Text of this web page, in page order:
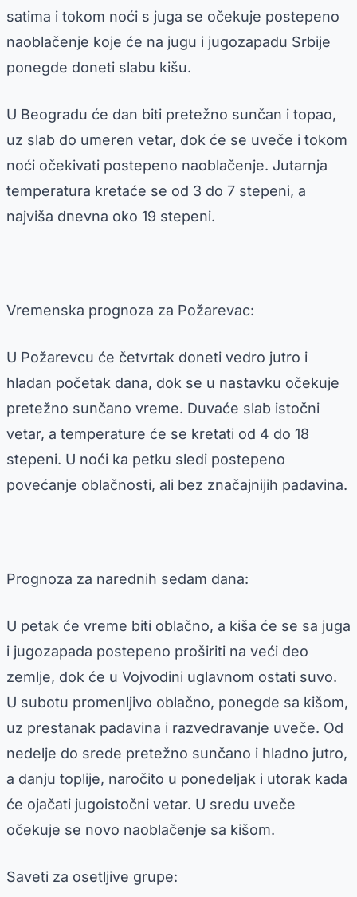
satima i tokom noći s juga se očekuje postepeno
naoblačenje koje će na jugu i jugozapadu Srbije
ponegde doneti slabu kišu.
U Beogradu će dan biti pretežno sunčan i topao,
uz slab do umeren vetar, dok će se uveče i tokom
noći očekivati postepeno naoblačenje. Jutarnja
temperatura kretaće se od 3 do 7 stepeni, a
najviša dnevna oko 19 stepeni.
Vremenska prognoza za Požarevac:
U Požarevcu će četvrtak doneti vedro jutro i
hladan početak dana, dok se u nastavku očekuje
pretežno sunčano vreme. Duvaće slab istočni
vetar, a temperature će se kretati od 4 do 18
stepeni. U noći ka petku sledi postepeno
povećanje oblačnosti, ali bez značajnijih padavina.
Prognoza za narednih sedam dana:
U petak će vreme biti oblačno, a kiša će se sa juga
i jugozapada postepeno proširiti na veći deo
zemlje, dok će u Vojvodini uglavnom ostati suvo.
U subotu promenljivo oblačno, ponegde sa kišom,
uz prestanak padavina i razvedravanje uveče. Od
nedelje do srede pretežno sunčano i hladno jutro,
a danju toplije, naročito u ponedeljak i utorak kada
će ojačati jugoistočni vetar. U sredu uveče
očekuje se novo naoblačenje sa kišom.
Saveti za osetljive grupe: